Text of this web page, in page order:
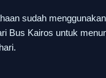
sudah menggunakan
Bus Kairos untuk